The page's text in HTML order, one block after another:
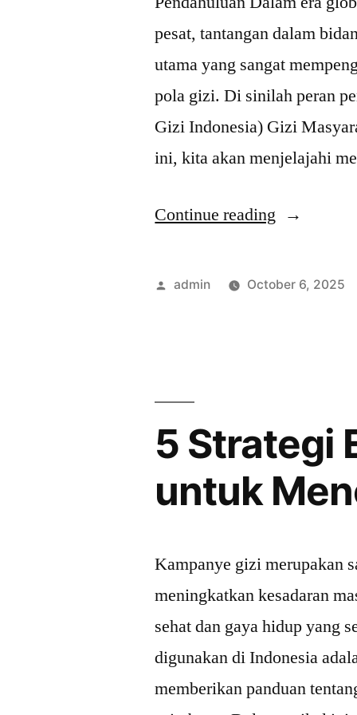
pesat, tantangan dalam
utama yang sangat
pola gizi. Di sinilah peran
Gizi Indonesia) Gizi
ini, kita akan menjelajahi
Continue reading “Mengapa
Gizi
Depan
Kesehatan
Kita?”
Posted
admin October 6, 2025
5 Strategi
untuk
Kampanye gizi merupakan
meningkatkan kesadaran
sehat dan gaya hidup yang
digunakan di Indonesia
memberikan panduan